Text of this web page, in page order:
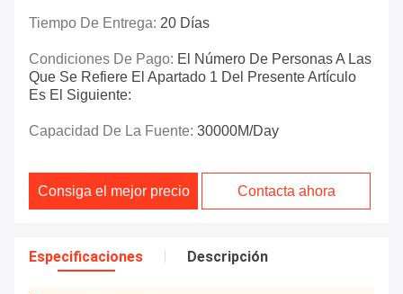
Tiempo De Entrega: 20 Días
Condiciones De Pago: El Número De Personas A Las
Que Se Refiere El Apartado 1 Del Presente Artículo
Es El Siguiente:
Capacidad De La Fuente: 30000M/day
Consiga el mejor precio Contacta ahora
Especificaciones Descripción